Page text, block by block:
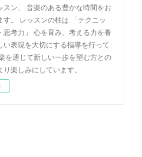
スン、 音楽のある豊かな時間をお
す。 レッスンの柱は 「テクニッ
思考力」 心を育み、考える力を養
い表現を大切にする指導を行って
を通じて新しい一歩を望む方との
り楽しみにしています。